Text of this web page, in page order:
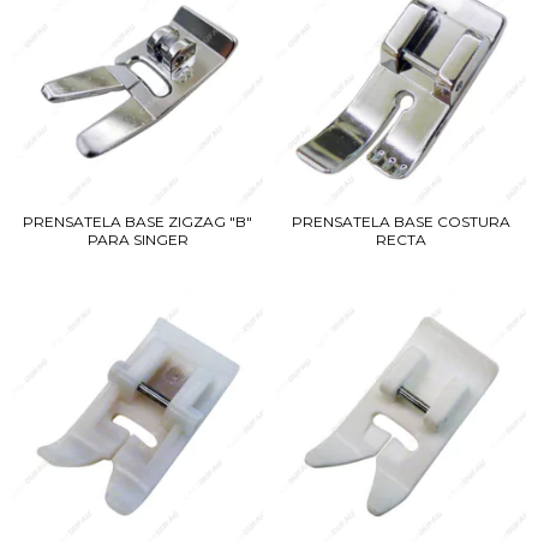
PRENSATELA BASE ZIGZAG "B"
PARA SINGER
PRENSATELA BASE COSTURA
RECTA